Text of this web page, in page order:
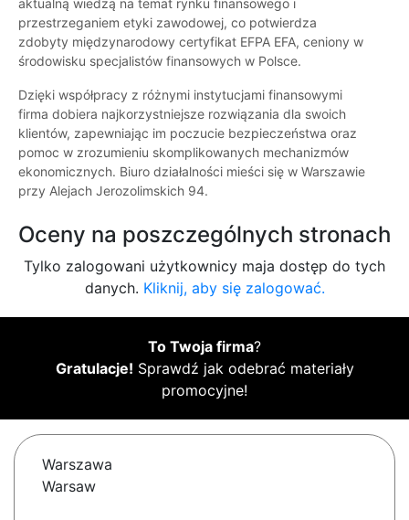
aktualną wiedzą na temat rynku finansowego i
przestrzeganiem etyki zawodowej, co potwierdza
zdobyty międzynarodowy certyfikat EFPA EFA, ceniony w
środowisku specjalistów finansowych w Polsce.
Dzięki współpracy z różnymi instytucjami finansowymi
firma dobiera najkorzystniejsze rozwiązania dla swoich
klientów, zapewniając im poczucie bezpieczeństwa oraz
pomoc w zrozumieniu skomplikowanych mechanizmów
ekonomicznych. Biuro działalności mieści się w Warszawie
przy Alejach Jerozolimskich 94.
Oceny na poszczególnych stronach
Tylko zalogowani użytkownicy maja dostęp do tych
danych. Kliknij, aby się zalogować.
To Twoja firma?
Gratulacje! Sprawdź jak odebrać materiały
promocyjne!
Warszawa
Warsaw